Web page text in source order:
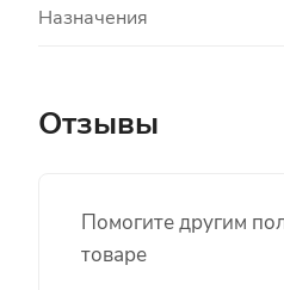
Назначения
Отзывы
Помогите другим
товаре